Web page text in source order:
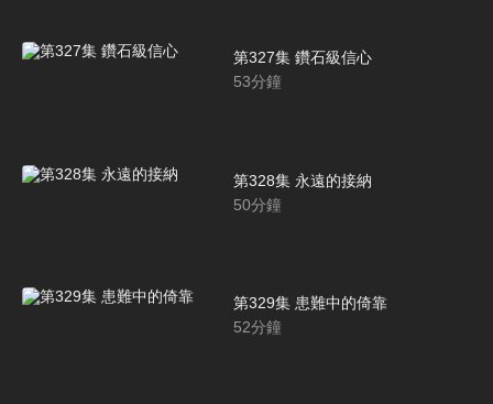
第327集 鑽石級信心
53分鐘
第328集 永遠的接納
50分鐘
第329集 患難中的倚靠
52分鐘